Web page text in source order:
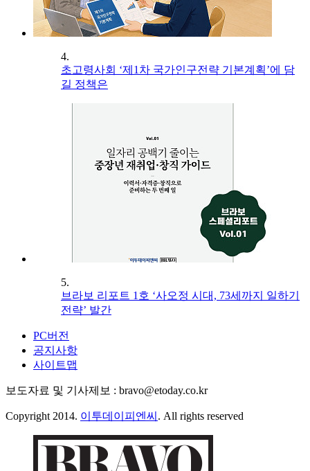
4.
초고령사회 ‘제1차 국가인구전략 기본계획’에 담
길 정책은
5.
브라보 리포트 1호 ‘사오정 시대, 73세까지 일하기
전략’ 발간
PC버전
공지사항
사이트맵
보도자료 및 기사제보 : bravo@etoday.co.kr
Copyright 2014. 이투데이피엔씨 . All rights reserved